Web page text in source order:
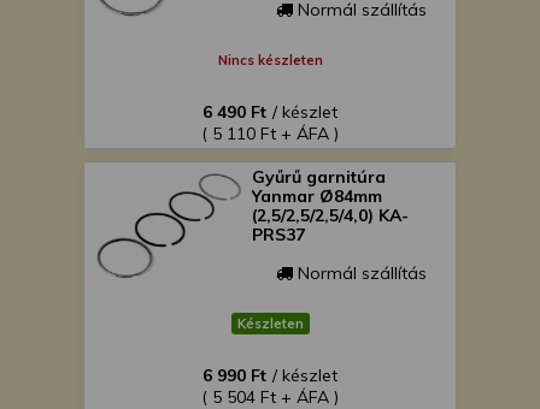
Normál szállítás
Nincs készleten
6 490 Ft / készlet
( 5 110 Ft + ÁFA )
Gyűrű garnitúra
Yanmar Ø84mm
(2,5/2,5/2,5/4,0) KA-
PRS37
Normál szállítás
Készleten
6 990 Ft / készlet
( 5 504 Ft + ÁFA )